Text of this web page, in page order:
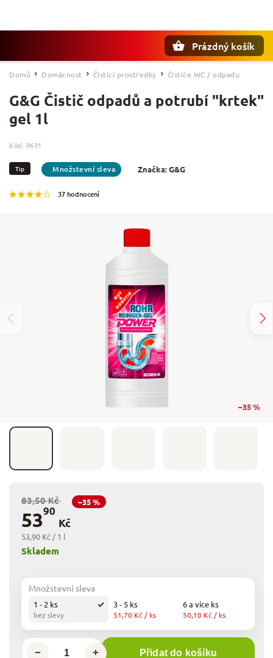
Prázdný košík
Domů / Domácnost / Čistící prostředky / Čističe WC / odpadu
G&G Čistič odpadů a potrubí "krtek"
gel 1l
Kód: 9631
Tip
37 hodnocení
Značka:G&G
–35 %
83,50 Kč –35 %
5390
Kč
53,90 Kč / 1 l
Množstevní sleva
1 - 2 ks
bez slevy
3 - 5 ks
51,70 Kč / ks
6 a více ks
50,10 Kč / ks
+
− Přidat do košíku
Skladem